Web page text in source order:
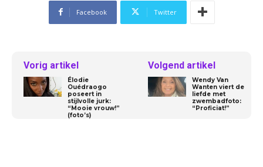
Facebook Twitter
Vorig artikel
Élodie
Ouédraogo
poseert in
stijlvolle jurk:
“Mooie vrouw!”
(foto’s)
Volgend artikel
Wendy Van
Wanten viert de
liefde met
zwembadfoto:
“Proficiat!”